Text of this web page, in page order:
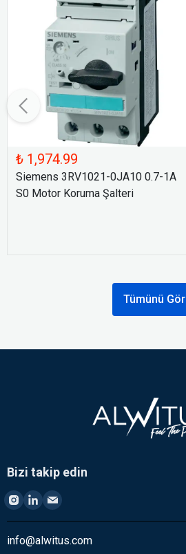
₺ 1,974.99
Siemens 3RV1021-0JA10 0.7-1A
S0 Motor Koruma Şalteri
Tümünü Gör
Bizi takip edin
info@alwitus.com